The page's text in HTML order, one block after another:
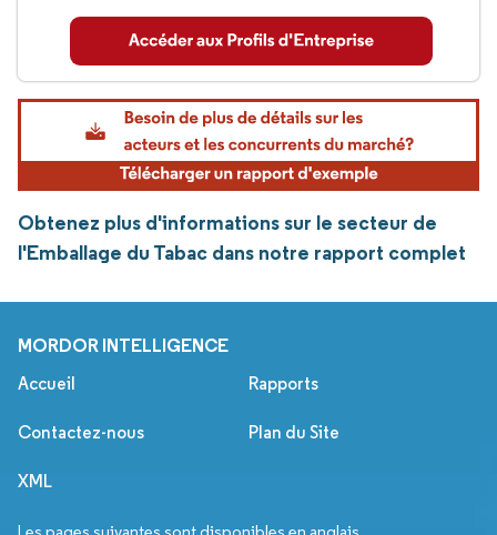
Obtenez plus d'informations sur le secteur de
l'Emballage du Tabac dans notre rapport complet
MORDOR INTELLIGENCE
Accueil Rapports
Contactez-nous Plan du Site
XML